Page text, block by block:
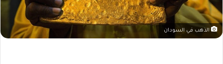
الذهب في السودان